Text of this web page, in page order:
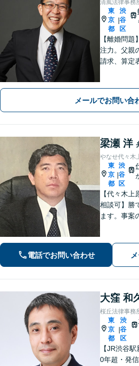
清風法律事務
東
京
都
|
渋
谷
区
【離婚問
注力。父親
請求、算定
方にも対応
メールでお問い合
梁瀬 洋
やなせ代々木
東
京
都
|
渋
谷
区
【代々木
相談可】勝
ます。事案
とは一切言
せください。
電話でお問い合わせ
大窪 和
桜丘法律事務
東
京
都
|
渋
谷
区
【JR渋谷
0年超・発